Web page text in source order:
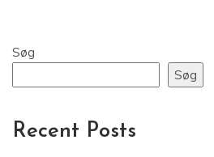
Søg
Søg
Recent Posts